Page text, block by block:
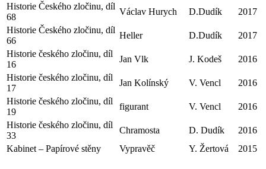
Historie Českého zločinu, díl
68
Václav Hurych D.Dudík
2017
Historie Českého zločinu, díl
66
Heller D.Dudík
2017
Historie českého zločinu, díl
16
Jan Vlk J. Kodeš
2016
Historie českého zločinu, díl
17
Jan Kolínský V. Vencl
2016
Historie českého zločinu, díl
19
figurant V. Vencl
2016
Historie českého zločinu, díl
33
Chramosta D. Dudík
2016
Kabinet – Papírové stěny
Vypravěč Y. Žertová 2015